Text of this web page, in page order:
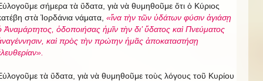
σήμερα τὰ ὕδατα, γιὰ νὰ θυμηθοῦμε ὅτι ὁ Κύριος
στὰ Ἰορδάνια νάματα, «ἵνα τὴν τῶν ὑδάτων φύσιν ἀγιάσῃ
Ἀναμάρτητος, ὁδοποιήσας ἡμῖν τὴν δι’ ὕδατος καὶ Πνεύματος
καὶ πρὸς τὴν πρώτην ἡμᾶς ἀποκαταστήσῃ
τὰ ὕδατα, γιὰ νὰ θυμηθοῦμε τοὺς λόγους τοῦ Κυρίου